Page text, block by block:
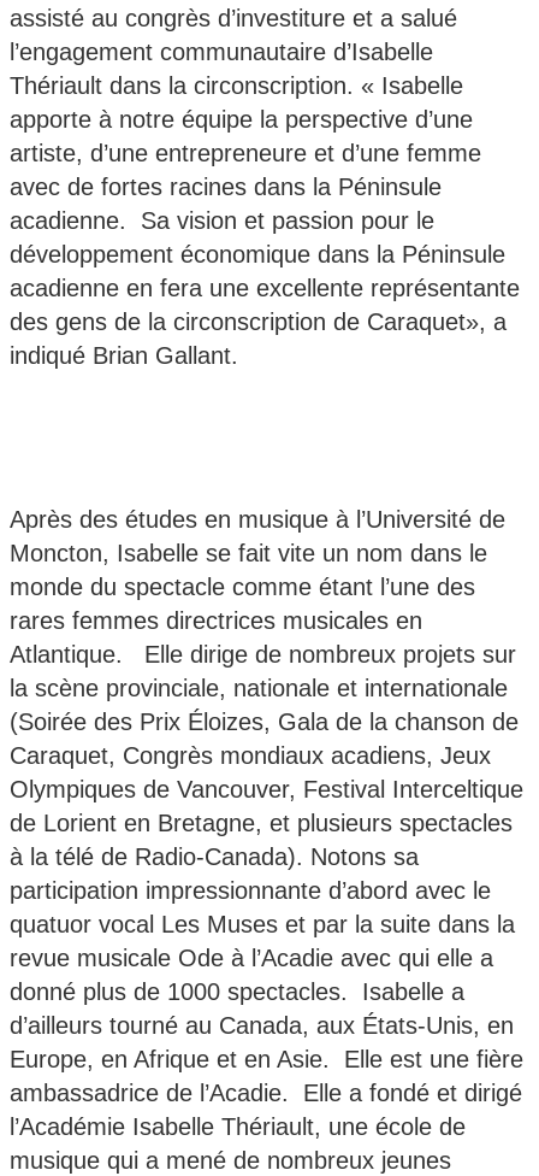
assisté au congrès d’investiture et a salué
l’engagement communautaire d’Isabelle
Thériault dans la circonscription. « Isabelle
apporte à notre équipe la perspective d’une
artiste, d’une entrepreneure et d’une femme
avec de fortes racines dans la Péninsule
acadienne. Sa vision et passion pour le
développement économique dans la Péninsule
acadienne en fera une excellente représentante
des gens de la circonscription de Caraquet», a
indiqué Brian Gallant.
Après des études en musique à l’Université de
Moncton, Isabelle se fait vite un nom dans le
monde du spectacle comme étant l’une des
rares femmes directrices musicales en
Atlantique. Elle dirige de nombreux projets sur
la scène provinciale, nationale et internationale
(Soirée des Prix Éloizes, Gala de la chanson de
Caraquet, Congrès mondiaux acadiens, Jeux
Olympiques de Vancouver, Festival Interceltique
de Lorient en Bretagne, et plusieurs spectacles
à la télé de Radio-Canada). Notons sa
participation impressionnante d’abord avec le
quatuor vocal Les Muses et par la suite dans la
revue musicale Ode à l’Acadie avec qui elle a
donné plus de 1000 spectacles. Isabelle a
d’ailleurs tourné au Canada, aux États-Unis, en
Europe, en Afrique et en Asie. Elle est une fière
ambassadrice de l’Acadie. Elle a fondé et dirigé
l’Académie Isabelle Thériault, une école de
musique qui a mené de nombreux jeunes